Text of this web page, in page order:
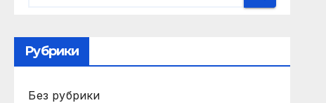
Рубрики
Без рубрики